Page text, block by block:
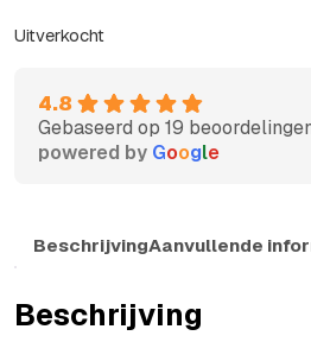
Uitverkocht
4.8
Gebaseerd op 19
powered by Google
BeschrijvingAanvullende
Beschrijving